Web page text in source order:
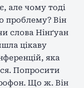
але чому тоді
проблему? Він
слова Нінґуан
цікаву
яка
Попросити
Що ж. Він